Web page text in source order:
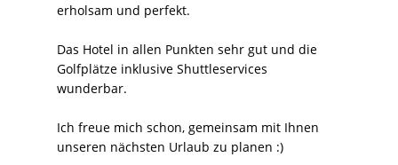
erholsam und perfekt.
Das Hotel in allen Punkten sehr gut und die
Golfplätze inklusive Shuttleservices
wunderbar.
Ich freue mich schon, gemeinsam mit Ihnen
unseren nächsten Urlaub zu planen :)